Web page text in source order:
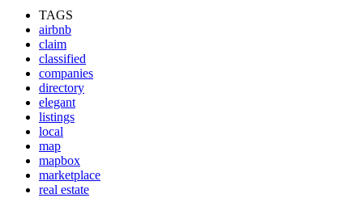
TAGS
airbnb
claim
classified
companies
directory
elegant
listings
local
map
mapbox
marketplace
real estate